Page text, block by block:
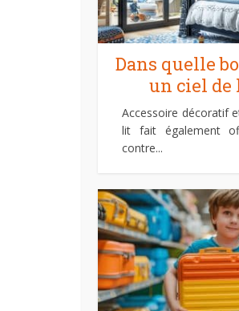
Dans quelle
un ciel de
Accessoire décoratif
lit fait également
contre...